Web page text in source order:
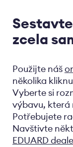
zcela
Použijte náš
několika
Vyberte si
výbavu, která
Potřebujete
Navštivte
EDUARD